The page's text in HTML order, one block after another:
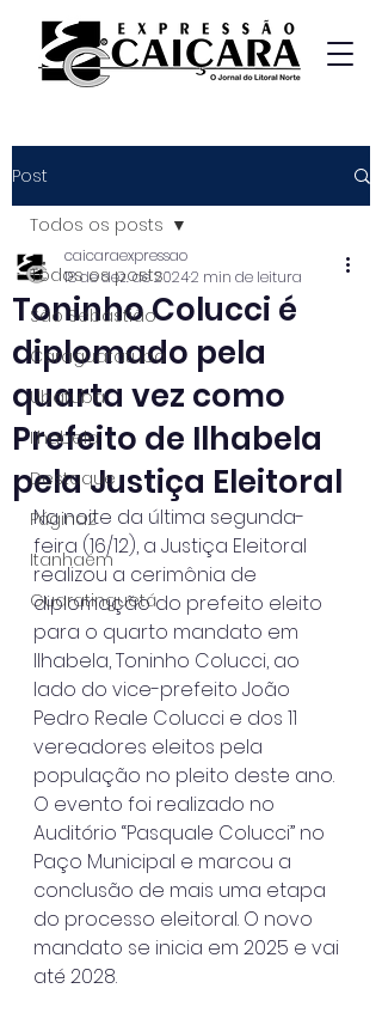
Post
Todos os posts
São Sebastião
Caraguatatuba
Ubatuba
Ilhabela
Destaque
Página2
Itanhaém
Guaratinguetá
Todos os posts
Toninho Colucci é
diplomado pela
quarta vez como
Prefeito de Ilhabela
pela Justiça Eleitoral
caicaraexpressao
18 de dez. de 20242 min de leitura
Na noite da última segunda-
feira (16/12), a Justiça Eleitoral
realizou a cerimônia de
diplomação do prefeito eleito
para o quarto mandato em
Ilhabela, Toninho Colucci, ao
lado do vice-prefeito João
Pedro Reale Colucci e dos 11
vereadores eleitos pela
população no pleito deste ano.
O evento foi realizado no
Auditório “Pasquale Colucci” no
Paço Municipal e marcou a
conclusão de mais uma etapa
do processo eleitoral. O novo
mandato se inicia em 2025 e vai
até 2028.